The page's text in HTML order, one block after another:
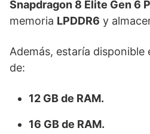
Snapdragon 8 Elite Gen 6
memoria LPDDR6 y
Además, estaría
de:
12 GB de RAM.
16 GB de RAM.